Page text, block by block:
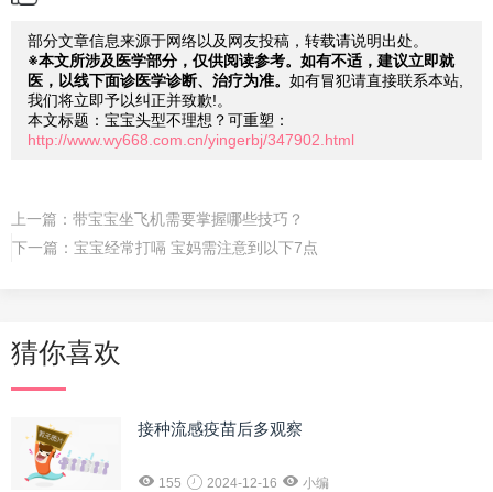
部分文章信息来源于网络以及网友投稿，转载请说明出处。
※本文所涉及医学部分，仅供阅读参考。如有不适，建议立即就
医，以线下面诊医学诊断、治疗为准。 如有冒犯请直接联系本站,
我们将立即予以纠正并致歉!。
本文标题：宝宝头型不理想？可重塑：
http://www.wy668.com.cn/yingerbj/347902.html
上一篇： 带宝宝坐飞机需要掌握哪些技巧？
下一篇： 宝宝经常打嗝 宝妈需注意到以下7点
猜你喜欢
接种流感疫苗后多观察
155 2024-12-16 小编